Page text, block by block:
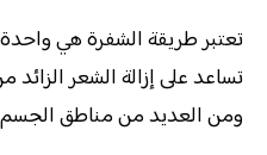
تعتبر طريقة الشفرة هي
تساعد على إزالة الشعر
ومن العديد من مناطق الجسم